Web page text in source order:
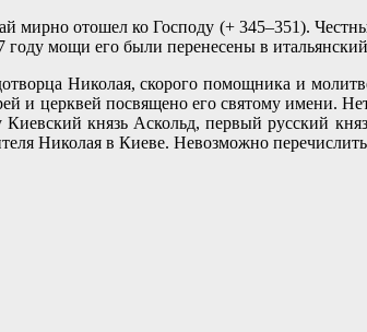
мирно отошел ко Господу (+ 345–351).
году мощи его были перенесены в
Николая, скорого помощника и
и церквей посвящено его святому имени.
князь Аскольд, первый русский
Николая в Киеве. Невозможно